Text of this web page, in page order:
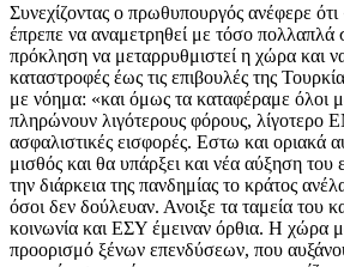
Συνεχίζοντας ο πρωθυπουργός ανέφερε
έπρεπε να αναμετρηθεί με τόσο πολλαπλά
πρόκληση να μεταρρυθμιστεί η χώρα και
καταστροφές έως τις επιβουλές της
με νόημα: «και όμως τα καταφέραμε όλοι
πληρώνουν λιγότερους φόρους, λίγοτερο
ασφαλιστικές εισφορές. Εστω και οριακά
μισθός και θα υπάρξει και νέα αύξηση του
την διάρκεια της πανδημίας το κράτος
όσοι δεν δούλευαν. Ανοιξε τα ταμεία του
κοινωνία και ΕΣΥ έμειναν όρθια. Η χώρα
προορισμό ξένων επενδύσεων, που